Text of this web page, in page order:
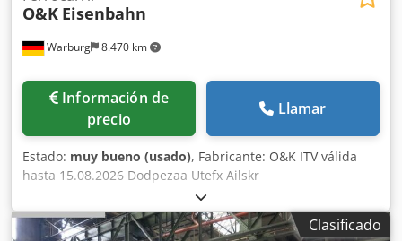
Warburg 8.470 km
O&K Eisenbahn
Información de
precio
Llamar
Estado: muy bueno (usado), Fabricante: O&K ITV válida
hasta 15.08.2026 Dodpezaa Utefx Ailskr
Clasificado